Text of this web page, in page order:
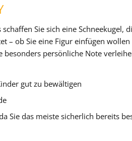
Sie sich eine Schneekugel,
– ob Sie eine Figur einfügen
persönliche Note
gut zu bewältigen
Sie das meiste sicherlich bereits